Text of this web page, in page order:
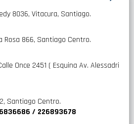
8036, Vitacura, Santiago.
Rosa 866, Santiago Centro.
Once 2451 ( Esquina Av. Alessadri
Santiago Centro.
/ 226893678